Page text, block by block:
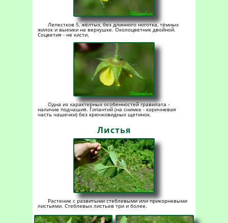
Лепестков 5, жёлтых, без длинного ноготка, тёмных
жилок и выемки на верхушке. Околоцветник двойной.
Соцветия - не кисти.
Одна из характерных особенностей гравилата -
наличие подчашия. Гипантий (на снимке - коричневая
часть чашечки) без крючковидных щетинок.
Листья
Растение с развитыми стеблевыми или прикорневыми
листьями. Стеблевых листьев три и более.